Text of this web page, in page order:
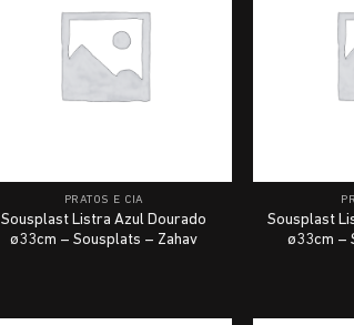
PRATOS E CIA
Sousplast Listra Azul Dourado
ø33cm – Sousplats – Zahav
Sousplast
ø33cm –